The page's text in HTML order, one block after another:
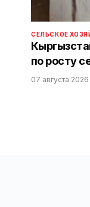
СЕЛЬСКОЕ
по росту
07 августа 2026